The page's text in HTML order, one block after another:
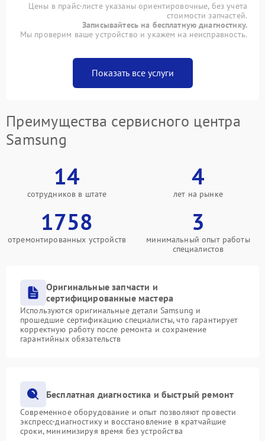
Цены в прайс-листе указаны ориентировочные, без учета
стоимости запчастей.
Записывайтесь на бесплатную диагностику.
Мы проверим ваше устройство и укажем на неисправность.
Показать все услуги
Преимущества сервисного центра
Samsung
14
сотрудников в штате
4
лет на рынке
1758
отремонтированных устройств
3
минимальный опыт работы
специалистов
Оригинальные запчасти и
сертифицированные мастера
Используются оригинальные детали Samsung и
прошедшие сертификацию специалисты, что гарантирует
корректную работу после ремонта и сохранение
гарантийных обязательств
Бесплатная диагностика и быстрый ремонт
Современное оборудование и опыт позволяют провести
экспресс-диагностику и восстановление в кратчайшие
сроки, минимизируя время без устройства